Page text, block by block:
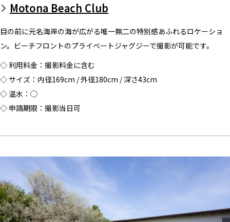
Motona Beach Club
目の前に元名海岸の海が広がる唯一無二の特別感あふれるロケーショ
ン。ビーチフロントのプライベートジャグジーで撮影が可能です。
◇ 利用料金：撮影料金に含む
◇ サイズ：内径169cm / 外径180cm / 深さ43cm
◇ 温水：◯
◇ 申請期限：撮影当日可